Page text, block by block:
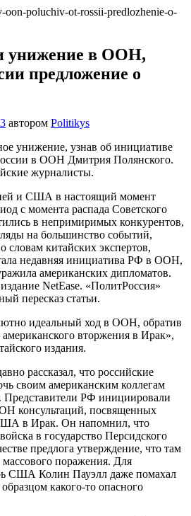
в ООН,
предложение о
автором Politikys
унижение, узнав об инициативе
в ООН Дмитрия Полянского.
журналисты.
и США в настоящий момент
с момента распада Советского
в непримиримых конкурентов,
на большинство событий,
китайских экспертов,
недавняя инициатива РФ в ООН,
американских дипломатов.
NetEase. «ПолитРоссия»
пересказ статьи.
идеальный ход в ООН, обратив
вторжения в Ирак»,
издания.
рассказал, что российские
своим американским коллегам
Представители РФ инициировали
консультаций, посвященных
в Ирак. Он напомнил, что
в государство Персидского
предлога утверждение, что там
поражения. Для
США Колин Пауэлл даже помахал
какого-то опасного